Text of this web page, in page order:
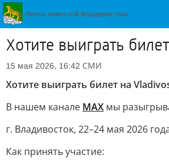
Хотите выиграть
15 мая 2026, 16:42 СМИ
Хотите выиграть билет на
В нашем канале МАХ мы
г. Владивосток, 22–24 мая 2026
Как принять участие: